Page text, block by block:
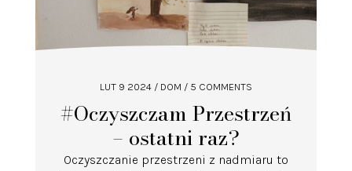
#Oczyszczam Przestrzeń
– ostatni raz?
LUT 9 2024/ DOM / 5 COMMENTS
Oczyszczanie przestrzeni z nadmiaru to